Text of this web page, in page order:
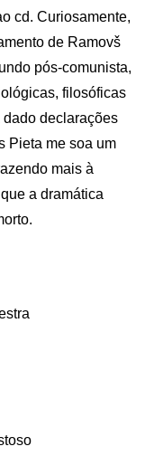
cd. Curiosamente,
de Ramovš
pós-comunista,
filosóficas
dado declarações
Pieta me soa um
mais à
a dramática